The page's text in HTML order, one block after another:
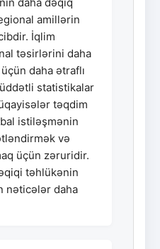
amillərin
İqlim
təsirlərini daha
daha ətraflı
statistikalar
təqdim
istiləşmənin
və
üçün zəruridir.
təhlükənin
nəticələr daha